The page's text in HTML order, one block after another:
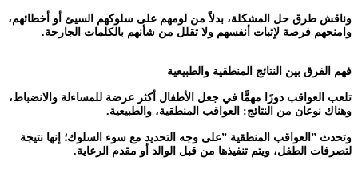
وناقش طرق حل المشكلة، بدلاً من لومهم على سلوكهم السيئ أو أخطائهم،
وامنحهم فرصة لإثبات أنفسهم ولا تقلل من شأنهم بالكلمات الجارحة.
فهم الفرق بين النتائج المنطقية والطبيعية
تلعب العواقب دورًا مهمًّا في جعل الأطفال أكثر عرضة للمساءلة والانضباط،
وهناك نوعان من النتائج: العواقب المنطقية، والطبيعية.
وتحدث ”العواقب المنطقية ”على وجه التحديد مع سوء السلوك؛ إنها نتيجة
لتصرفات الطفل، ويتم تنفيذها من قبل الوالد أو مقدم الرعاية.